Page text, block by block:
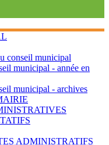
conseil municipal
municipal - année en
municipal - archives
ADMINISTRATIFS